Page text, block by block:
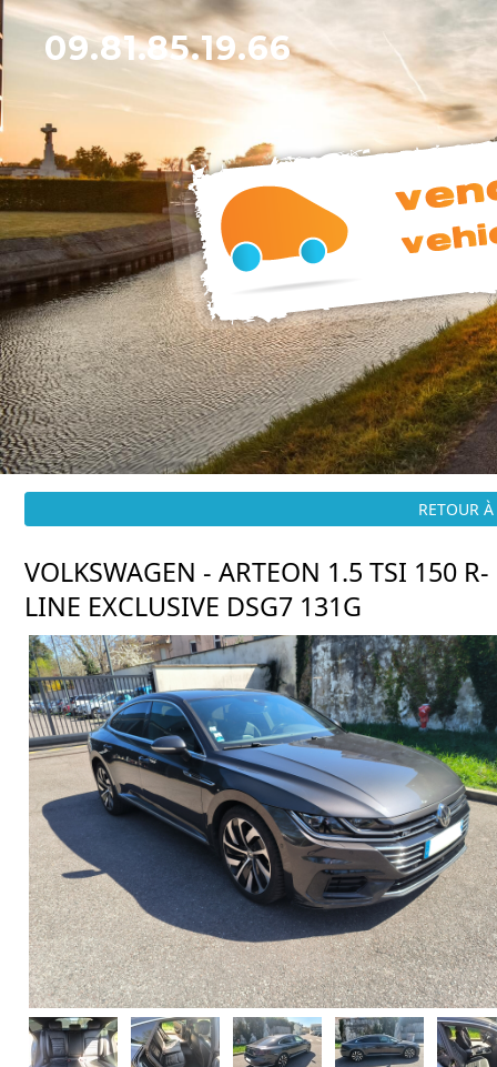
09.81.85.19.66
RETOUR
VOLKSWAGEN - ARTEON 1.5 TSI 150 R-
LINE EXCLUSIVE DSG7 131G